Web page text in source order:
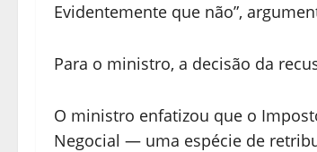
Evidentemente que não”,
Para o ministro, a decisão da
O ministro enfatizou que o
Negocial — uma espécie de